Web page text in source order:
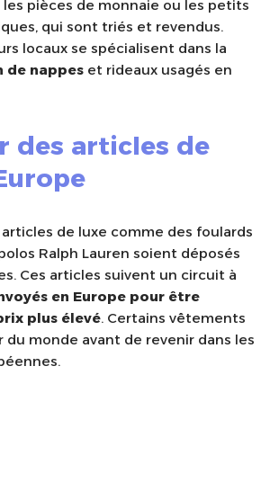
pièces de monnaie ou les petits
qui sont triés et revendus.
locaux se spécialisent dans la
nappes et rideaux usagés en
des articles de
de luxe comme des foulards
Ralph Lauren soient déposés
Ces articles suivent un circuit à
en Europe pour être
plus élevé. Certains vêtements
monde avant de revenir dans les